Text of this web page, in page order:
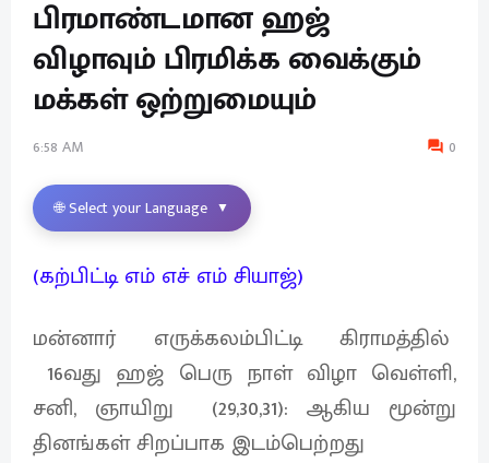
பிரமாண்டமான ஹஜ்
விழாவும் பிரமிக்க வைக்கும்
மக்கள் ஒற்றுமையும்
6:58 AM 0
🌐 Select your Language ▼
(கற்பிட்டி எம் எச் எம் சியாஜ்)
மன்னார் எருக்கலம்பிட்டி கிராமத்தில்
16வது ஹஜ் பெரு நாள் விழா வெள்ளி,
சனி, ஞாயிறு (29,30,31): ஆகிய மூன்று
தினங்கள் சிறப்பாக இடம்பெற்றது